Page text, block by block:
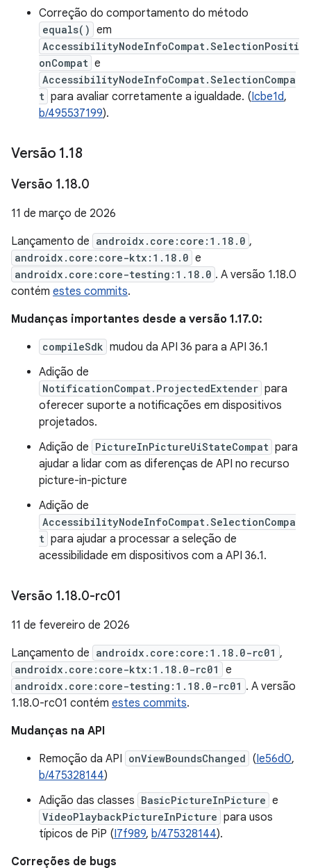
Correção do comportamento do método
equals() em
AccessibilityNodeInfoCompat.SelectionPositi
onCompat e
AccessibilityNodeInfoCompat.SelectionCompa
t para avaliar corretamente a igualdade. (Icbe1d,
b/495537199).
Versão 1.18
Versão 1.18.0
11 de março de 2026
Lançamento de androidx.core:core:1.18.0 ,
androidx.core:core-ktx:1.18.0 e
androidx.core:core-testing:1.18.0 . A versão 1.18.0
contém estes commits.
Mudanças importantes desde a versão 1.17.0:
compileSdk mudou da API 36 para a API 36.1
Adição de
NotificationCompat.ProjectedExtender para
oferecer suporte a notificações em dispositivos
projetados.
Adição de PictureInPictureUiStateCompat para
ajudar a lidar com as diferenças de API no recurso
picture-in-picture
Adição de
AccessibilityNodeInfoCompat.SelectionCompa
t para ajudar a processar a seleção de
acessibilidade em dispositivos com a API 36.1.
Versão 1.18.0-rc01
11 de fevereiro de 2026
Lançamento de androidx.core:core:1.18.0-rc01 ,
androidx.core:core-ktx:1.18.0-rc01 e
androidx.core:core-testing:1.18.0-rc01 . A versão
1.18.0-rc01 contém estes commits.
Mudanças na API
Remoção da API onViewBoundsChanged (Ie56d0,
b/475328144)
Adição das classes BasicPictureInPicture e
VideoPlaybackPictureInPicture para usos
típicos de PiP (I7f989, b/475328144).
Correções de bugs